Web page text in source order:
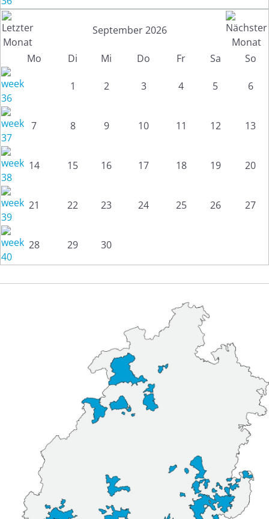
September 2026
Mo Di Mi Do Fr Sa So
1 2 3 4 5 6
7 8 9 10 11 12 13
14 15 16 17 18 19 20
21 22 23 24 25 26 27
28 29 30